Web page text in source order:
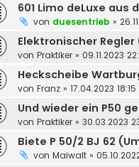
601 Limo deLuxe aus
von duesentrieb »
Elektronischer Regler
von Praktiker » 09.11.2023
Heckscheibe
von Franz » 17.04.2023 18:15
Und wieder ein P50
von Praktiker » 30.03.2023
Biete P 50/2 BJ 62
von Maiwalt »